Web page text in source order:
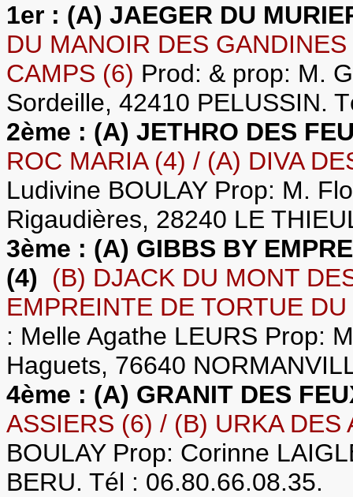
1er : (A) JAEGER DU
DU MANOIR DES
CAMPS (6) Prod: & prop: M.
Sordeille, 42410 PELUSSIN.
2ème : (A) JETHRO DES
ROC MARIA (4) / (A) DIVA
Ludivine BOULAY Prop: M.
Rigaudières, 28240 LE
3ème : (A) GIBBS BY
(4)
(B) DJACK DU MONT
EMPREINTE DE TORTUE
: Melle Agathe LEURS Prop:
Haguets, 76640
4ème : (A) GRANIT DES
ASSIERS (6) / (B) URKA DES
BOULAY Prop: Corinne
BERU. Tél : 06.80.66.08.35.